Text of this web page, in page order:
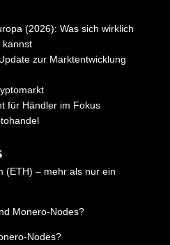
(2026): Was sich wirklich
kannst
zur Marktentwicklung
für Händler im Fokus
(ETH) – mehr als nur ein
Monero-Nodes?
Nodes?